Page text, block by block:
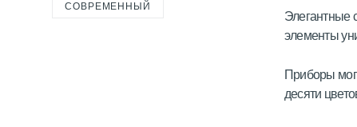
СОВРЕМЕННЫЙ
Элегантные
элементы
Приборы
десяти